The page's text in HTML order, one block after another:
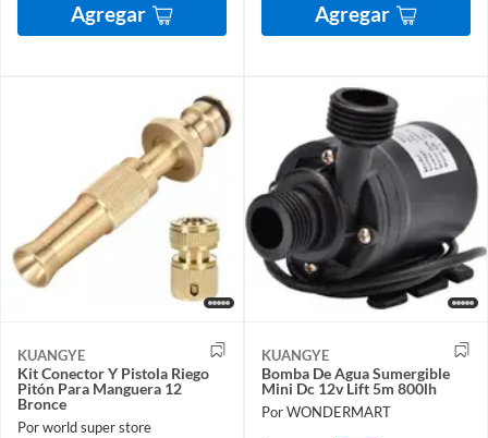
Agregar Agregar
KUANGYE
Kit Conector Y Pistola Riego
Pitón Para Manguera 12
Bronce
Por world super store
KUANGYE
Bomba De Agua Sumergible
Mini Dc 12v Lift 5m 800lh
Por WONDERMART